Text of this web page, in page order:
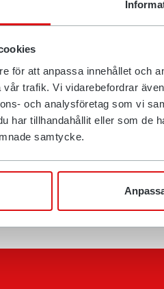
för att anpassa innehållet och
trafik. Vi vidarebefordrar
och analysföretag som vi
har tillhandahållit eller som de
samtycke.
płycie adaptacyjnej, jak i
wydajnie podłączać i
opcje narzędzi
od wykonywanego zadania.
bezpośrednio na swojej
Pozwala to na
hydraulicznego. Dla
zabezpieczające
przejść na